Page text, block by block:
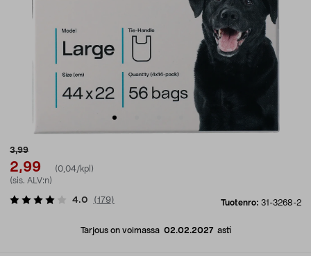
3,99
2,99
(0,04/kpl)
(sis. ALV:n)
Tuotenro: 31-3268-2
4.0 (179)
Tarjous on voimassa 02.02.2027asti